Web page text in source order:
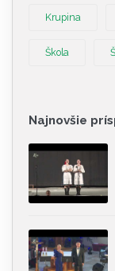
Krupina
Škola
Najnovšie